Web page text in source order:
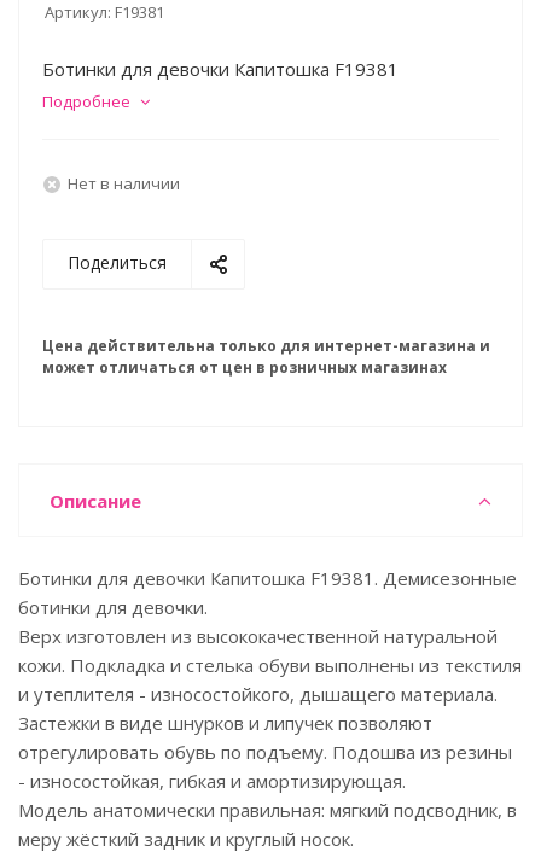
Артикул: F19381
Ботинки для девочки Капитошка F19381
Подробнее
Нет в наличии
Поделиться
Цена действительна только для интернет-магазина и
может отличаться от цен в розничных магазинах
Описание
Ботинки для девочки Капитошка F19381. Демисезонные
ботинки для девочки.
Верх изготовлен из высококачественной натуральной
кожи. Подкладка и стелька обуви выполнены из текстиля
и утеплителя - износостойкого, дышащего материала.
Застежки в виде шнурков и липучек позволяют
отрегулировать обувь по подъему. Подошва из резины
- износостойкая, гибкая и амортизирующая.
Модель анатомически правильная: мягкий подсводник, в
меру жёсткий задник и круглый носок.